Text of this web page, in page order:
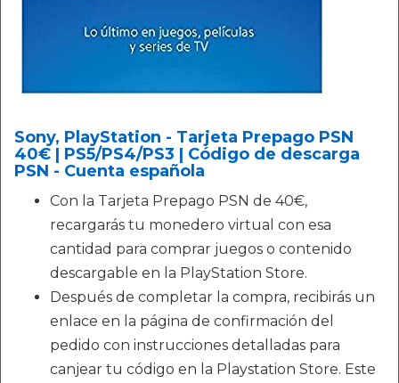
Sony, PlayStation - Tarjeta Prepago PSN
40€ | PS5/PS4/PS3 | Código de descarga
PSN - Cuenta española
Con la Tarjeta Prepago PSN de 40€,
recargarás tu monedero virtual con esa
cantidad para comprar juegos o contenido
descargable en la PlayStation Store.
Después de completar la compra, recibirás un
enlace en la página de confirmación del
pedido con instrucciones detalladas para
canjear tu código en la Playstation Store. Este